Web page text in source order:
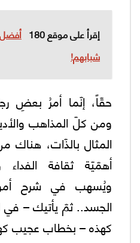
إقرأ على موقع 180
شبابهم!
حقّاً، إنّما أمرُ بعضِ
ومن كلّ المذاهب
المثال بالذّات، هناك
أهمّيّة ثقافة الفداء
ويُسهب في شرح
الجسد.. ثمّ يأتيك – في
كهذه – بخطاب عجيب